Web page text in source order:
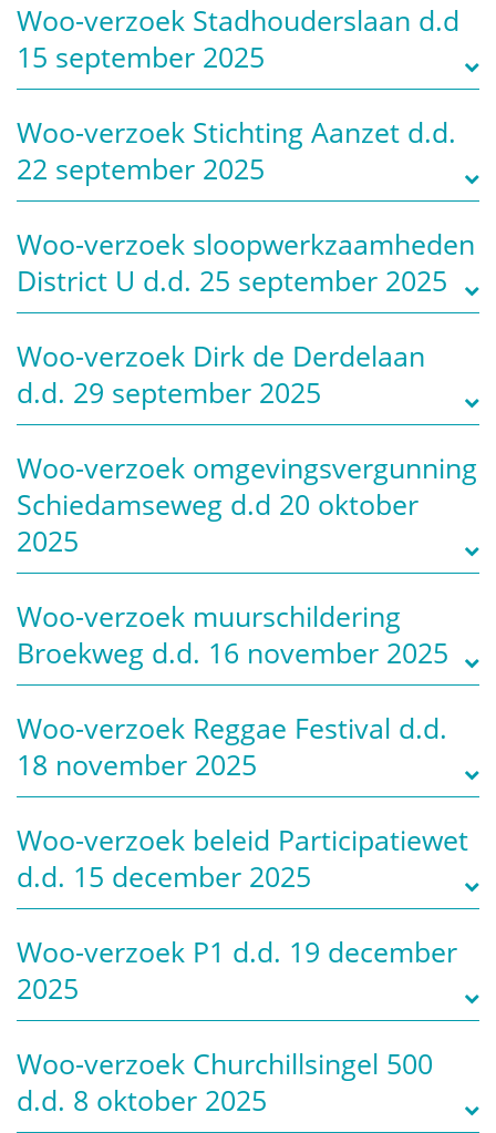
Woo-verzoek Stadhouderslaan d.d
15 september 2025
Woo-verzoek Stichting Aanzet d.d.
22 september 2025
Woo-verzoek sloopwerkzaamheden
District U d.d. 25 september 2025
Woo-verzoek Dirk de Derdelaan
d.d. 29 september 2025
Woo-verzoek omgevingsvergunning
Schiedamseweg d.d 20 oktober
2025
Woo-verzoek muurschildering
Broekweg d.d. 16 november 2025
Woo-verzoek Reggae Festival d.d.
18 november 2025
Woo-verzoek beleid Participatiewet
d.d. 15 december 2025
Woo-verzoek P1 d.d. 19 december
2025
Woo-verzoek Churchillsingel 500
d.d. 8 oktober 2025